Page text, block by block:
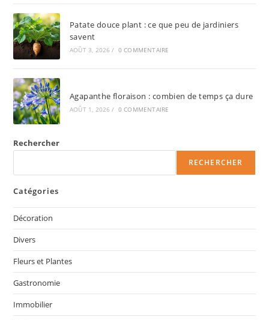
Patate douce plant : ce que peu de jardiniers
savent
AOÛT 3, 2026 / 0 COMMENTAIRE
Agapanthe floraison : combien de temps ça dure
AOÛT 1, 2026 / 0 COMMENTAIRE
Rechercher
RECHERCHER
Catégories
Décoration
Divers
Fleurs et Plantes
Gastronomie
Immobilier